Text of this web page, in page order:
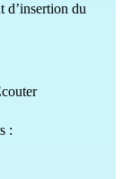
d’insertion du
: